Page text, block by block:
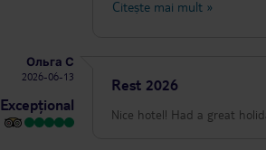
Więcej nie wrócę w to miejsce
Citește mai mult »
Ольга С
2026-06-13
Excepțional
Rest 2026
Nice hotel! Had a great